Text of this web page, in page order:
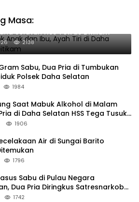
Masa:
Cekcok Anak dan Ibu, Ayah
Selatan HSS Tewas Ditikam
2138
Sabu, Dua Pria di Tumbukan
Polsek Daha Selatan
1984
Saat Mabuk Alkohol di Malam
di Daha Selatan HSS Tega Tusuk
1906
Air di Sungai Barito
1796
Sabu di Pulau Negara
Dua Pria Diringkus Satresnarkoba
1742